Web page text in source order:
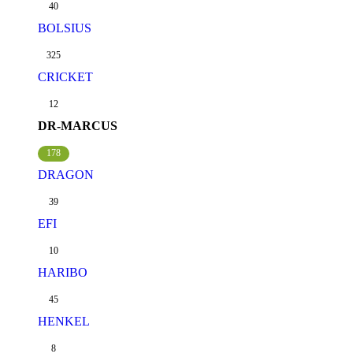
40
BOLSIUS
325
CRICKET
12
DR-MARCUS
178
DRAGON
39
EFI
10
HARIBO
45
HENKEL
8